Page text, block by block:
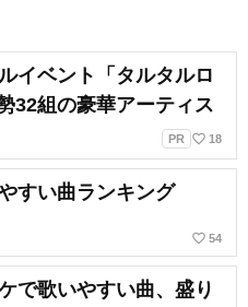
イベント「タルタルロ
32組の豪華アーティス
PR favorite_border 18
すい曲ランキング
favorite_border 54
で歌いやすい曲、盛り